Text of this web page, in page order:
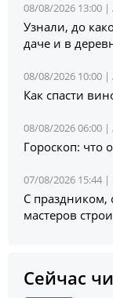
08/08/2026 13:00 |
Узнали, до
даче и в
08/08/2026 10:00 |
Как спасти
08/08/2026 06:00 |
Гороскоп: что
07/08/2026 15:44 |
С праздником,
мастеров
Сейчас